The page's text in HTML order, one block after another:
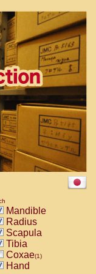
Mandible
Radius
Scapula
Tibia
Coxae(1)
Hand